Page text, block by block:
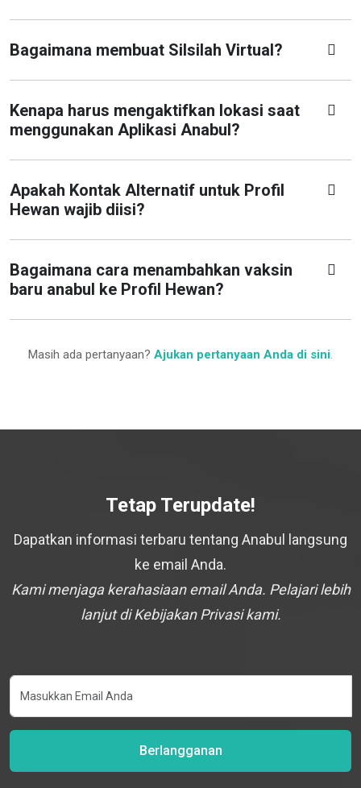
Bagaimana membuat Silsilah Virtual?
Kenapa harus mengaktifkan lokasi saat
menggunakan Aplikasi Anabul?
Apakah Kontak Alternatif untuk Profil
Hewan wajib diisi?
Bagaimana cara menambahkan vaksin
baru anabul ke Profil Hewan?
Masih ada pertanyaan? Ajukan pertanyaan Anda di sini.
Tetap Terupdate!
Dapatkan informasi terbaru tentang Anabul langsung
ke email Anda.
Kami menjaga kerahasiaan email Anda. Pelajari lebih
lanjut di Kebijakan Privasi kami.
Berlangganan